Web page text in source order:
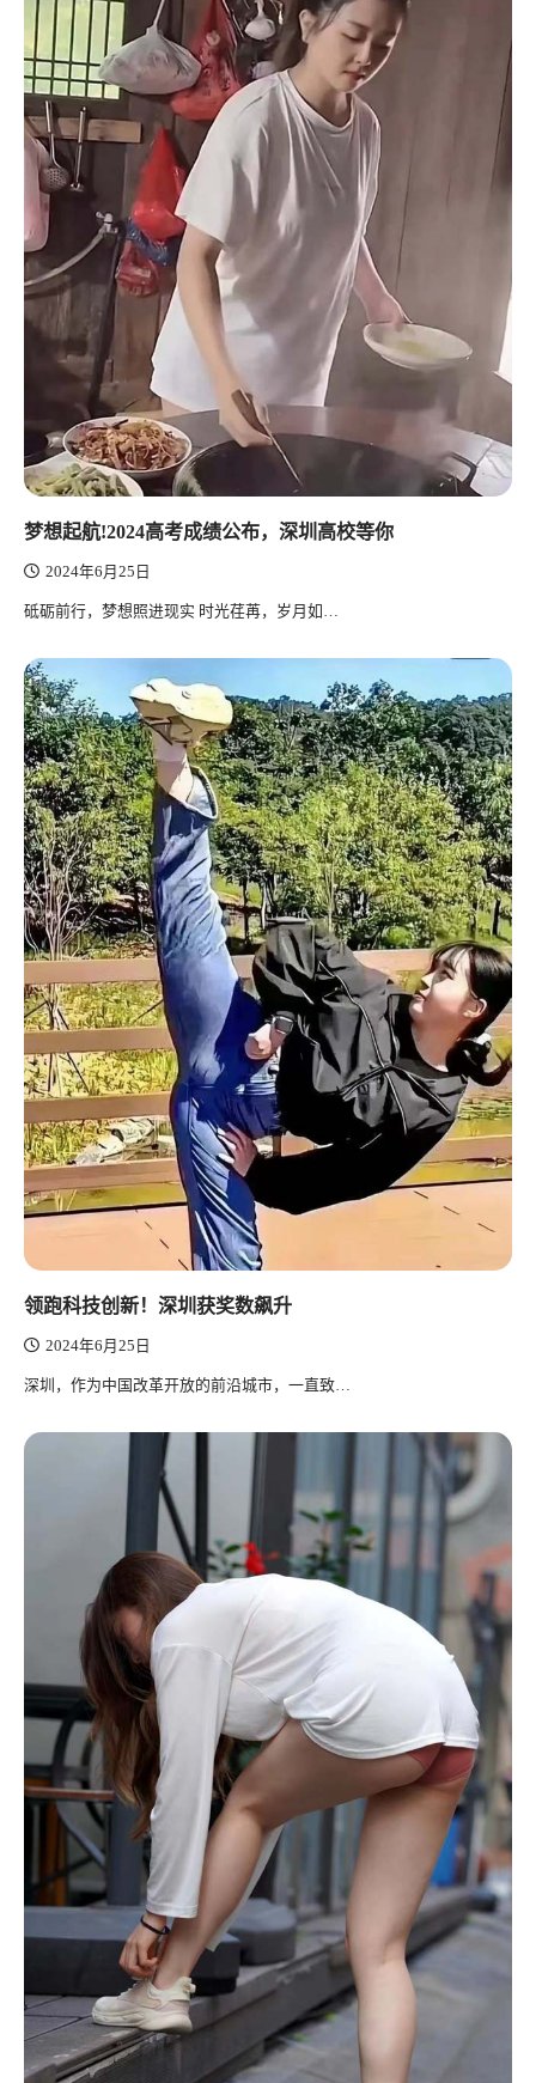
梦想起航!2024高考成绩公布，深圳高校等你
2024年6月25日
砥砺前行，梦想照进现实 时光荏苒，岁月如…
领跑科技创新！深圳获奖数飙升
2024年6月25日
深圳，作为中国改革开放的前沿城市，一直致…